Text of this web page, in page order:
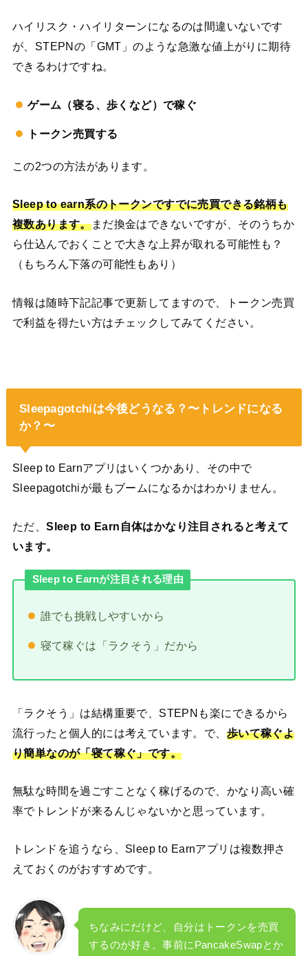
ハイリスク・ハイリターンになるのは間違いないです
が、STEPNの「GMT」のような急激な値上がりに期待
できるわけですね。
ゲーム（寝る、歩くなど）で稼ぐ
トークン売買する
この2つの方法があります。
Sleep to earn系のトークンですでに売買できる銘柄も
複数あります。まだ換金はできないですが、そのうちか
ら仕込んでおくことで大きな上昇が取れる可能性も？
（もちろん下落の可能性もあり）
情報は随時下記記事で更新してますので、トークン売買
で利益を得たい方はチェックしてみてください。
Sleepagotchiは今後どうなる？〜トレンドになる
か？〜
Sleep to Earnアプリはいくつかあり、その中で
Sleepagotchiが最もブームになるかはわかりません。
ただ、Sleep to Earn自体はかなり注目されると考えて
います。
Sleep to Earnが注目される理由
誰でも挑戦しやすいから
寝て稼ぐは「ラクそう」だから
「ラクそう」は結構重要で、STEPNも楽にできるから
流行ったと個人的には考えています。で、 歩いて稼ぐよ
り簡単なのが「寝て稼ぐ」です。
無駄な時間を過ごすことなく稼げるので、かなり高い確
率でトレンドが来るんじゃないかと思っています。
トレンドを追うなら、Sleep to Earnアプリは複数押さ
えておくのがおすすめです。
ちなみにだけど、自分はトークンを売買
するのが好き。事前にPancakeSwapとか